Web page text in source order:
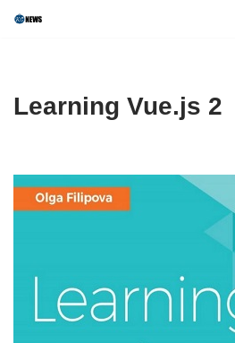
content
Learning Vue.js 2